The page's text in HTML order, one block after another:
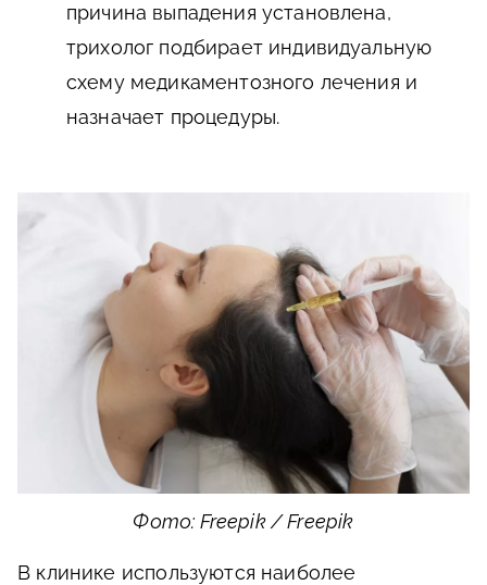
причина выпадения установлена,
трихолог подбирает индивидуальную
схему медикаментозного лечения и
назначает процедуры.
Фото: Freepik / Freepik
В клинике используются наиболее